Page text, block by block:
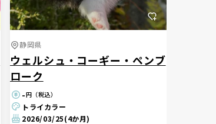
静岡県
ウェルシュ・コーギー・ペンブ
ローク
-円（税込）
トライカラー
2026/03/25(4か月)